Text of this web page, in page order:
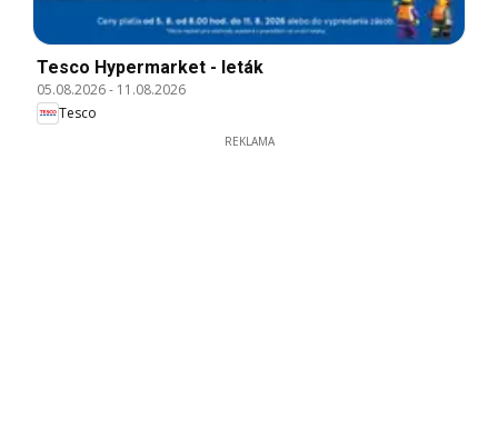
Tesco Hypermarket - leták
05.08.2026- 11.08.2026
Tesco
REKLAMA